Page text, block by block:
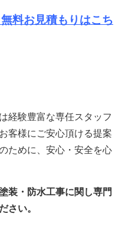
料お見積もりはこち
経験豊富な専任スタッフ
客様にご安心頂ける提案
ために、安心・安全を心
装・防水工事に関し専門
さい。